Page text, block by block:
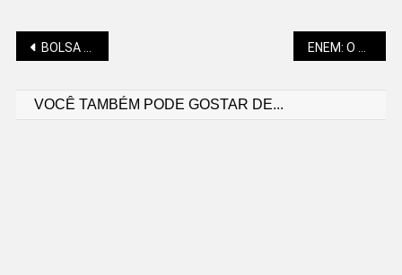
Navegação
BOLSA DESPORTIVA MUNICIPAL: JÁ É POSSÍVEL SE INSCREVER
VOCÊ TAMBÉM PODE GOSTAR DE...